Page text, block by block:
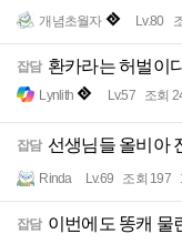
개념초월자 Lv.80
잡담 환카라는 허벌이
Lynlith Lv.57 조회
잡담 선생님들 올비아
Rinda Lv.69 조회 197
잡담 이번에도 똥캐 물